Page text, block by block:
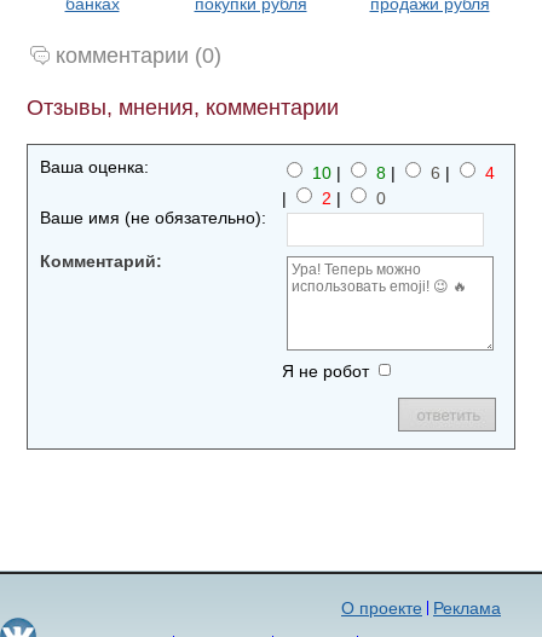
комментарии (0)
Отзывы, мнения, комментарии
Ваша оценка: 10 | 8 | 6 |
4
|
2 |
0
Ваше имя (не обязательно):
Комментарий:
Я не робот
Реклама
О проекте